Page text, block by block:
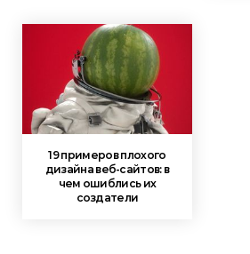
19 примеров плохого
дизайна веб-сайтов: в
чем ошиблись их
создатели